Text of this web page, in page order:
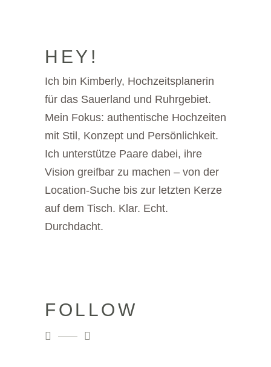
HEY!
Ich bin Kimberly, Hochzeitsplanerin
für das Sauerland und Ruhrgebiet.
Mein Fokus: authentische Hochzeiten
mit Stil, Konzept und Persönlichkeit.
Ich unterstütze Paare dabei, ihre
Vision greifbar zu machen – von der
Location-Suche bis zur letzten Kerze
auf dem Tisch. Klar. Echt.
Durchdacht.
FOLLOW